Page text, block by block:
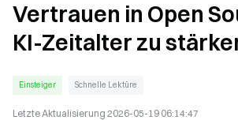
Vertrauen in Open
KI-Zeitalter zu
Einsteiger Schnelle Lektüre
Letzte Aktualisierung 2026-05-19 06:14:47